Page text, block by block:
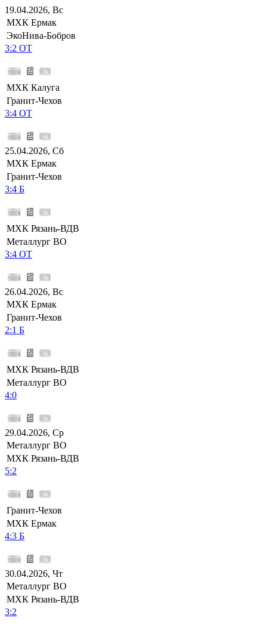
19.04.2026, Вс
МХК Ермак
ЭкоНива-Бобров
3:2 ОТ
МХК Калуга
Гранит-Чехов
3:4 ОТ
25.04.2026, Сб
МХК Ермак
Гранит-Чехов
3:4 Б
МХК Рязань-ВДВ
Металлург ВО
3:4 ОТ
26.04.2026, Вс
МХК Ермак
Гранит-Чехов
2:1 Б
МХК Рязань-ВДВ
Металлург ВО
4:0
29.04.2026, Ср
Металлург ВО
МХК Рязань-ВДВ
5:2
Гранит-Чехов
МХК Ермак
4:3 Б
30.04.2026, Чт
Металлург ВО
МХК Рязань-ВДВ
3:2